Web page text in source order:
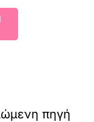
πηγή